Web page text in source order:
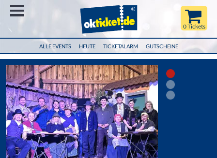
ALLE EVENTS HEUTE TICKETALARM GUTSCHEINE
0 Tickets